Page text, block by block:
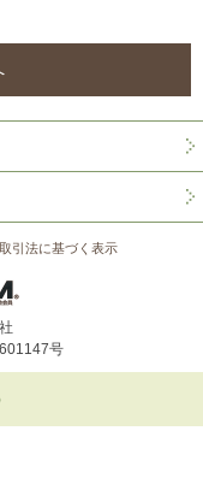
引法に基づく表示
号